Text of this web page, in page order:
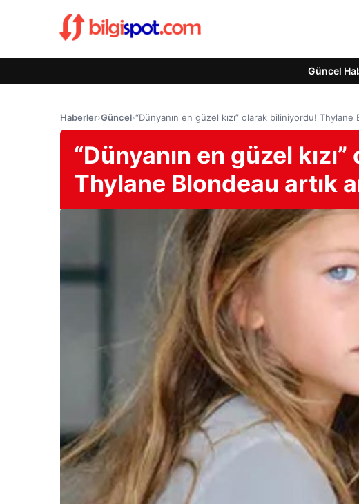
Güncel
Haberler›Güncel›“Dünyanın en güzel kızı” olarak biliniyordu!
“Dünyanın en güzel
Thylane Blondeau artık